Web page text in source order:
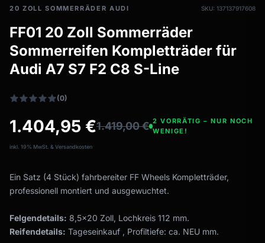
Kompletträder - Winter
filter_drama Allwetterreifen
Ganzjahresräder & Felgen
20 ZOLL SOMMERRÄDER AUDI SKU: 137137917608
FF01 20 Zoll Sommerräder
Sommerreifen Kompletträder für
Audi A7 S7 F2 C8 S-Line
(0)
1.404,95 €1.419,00€ 2 VORRÄTIG – NUR NOCH
WENIGE!
inkl. 19% MwSt. & Versandkosten
Ein Satz (4 Stück) fahrbereiter FF Wheels Kompletträder,
professionell montiert und ausgewuchtet.
Felgendetails: 8,5x20 Zoll, Lochkreis 112 mm.
Reifendetails: Tageseinkauf , Profiltiefe: ca. NEU mm.